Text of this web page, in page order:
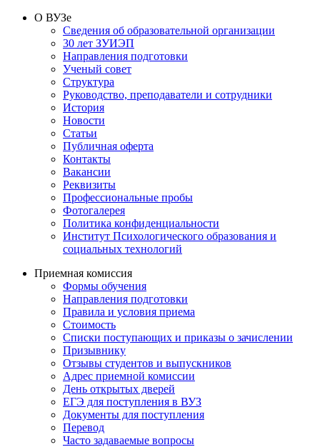
О ВУЗе
Сведения об образовательной организации
30 лет ЗУИЭП
Направления подготовки
Ученый совет
Структура
Руководство, преподаватели и сотрудники
История
Новости
Статьи
Публичная оферта
Контакты
Вакансии
Реквизиты
Профессиональные пробы
Фотогалерея
Политика конфиденциальности
Институт Психологического образования и
социальных технологий
Приемная комиссия
Формы обучения
Направления подготовки
Правила и условия приема
Стоимость
Списки поступающих и приказы о зачислении
Призывнику
Отзывы студентов и выпускников
Адрес приемной комиссии
День открытых дверей
ЕГЭ для поступления в ВУЗ
Документы для поступления
Перевод
Часто задаваемые вопросы